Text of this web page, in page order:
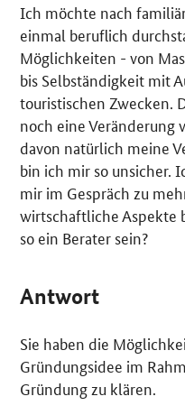
Ich möchte nach
einmal beruflich
Möglichkeiten - von
bis Selbständigkeit mit
touristischen Zwecken.
noch eine
davon natürlich meine
bin ich mir so unsicher.
mir im Gespräch zu
wirtschaftliche Aspekte
so ein Berater sein?
Antwort
Sie haben die
Gründungsidee im
Gründung zu klären.